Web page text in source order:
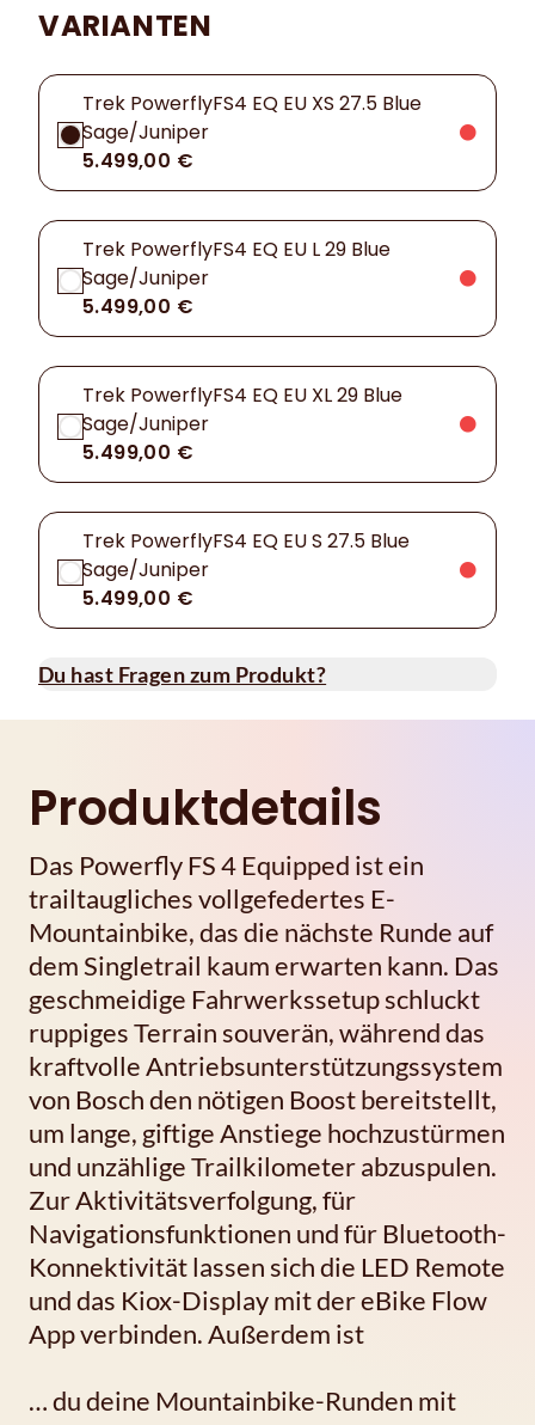
VARIANTEN
Trek PowerflyFS4 EQ EU XS 27.5 Blue
Sage/Juniper
5.499,00 €
Trek PowerflyFS4 EQ EU L 29 Blue
Sage/Juniper
5.499,00 €
Trek PowerflyFS4 EQ EU XL 29 Blue
Sage/Juniper
5.499,00 €
Trek PowerflyFS4 EQ EU S 27.5 Blue
Sage/Juniper
5.499,00 €
Du hast Fragen zum Produkt?
Produktdetails
Das Powerfly FS 4 Equipped ist ein
trailtaugliches vollgefedertes E-
Mountainbike, das die nächste Runde auf
dem Singletrail kaum erwarten kann. Das
geschmeidige Fahrwerkssetup schluckt
ruppiges Terrain souverän, während das
kraftvolle Antriebsunterstützungssystem
von Bosch den nötigen Boost bereitstellt,
um lange, giftige Anstiege hochzustürmen
und unzählige Trailkilometer abzuspulen.
Zur Aktivitätsverfolgung, für
Navigationsfunktionen und für Bluetooth-
Konnektivität lassen sich die LED Remote
und das Kiox-Display mit der eBike Flow
App verbinden. Außerdem ist
… du deine Mountainbike-Runden mit